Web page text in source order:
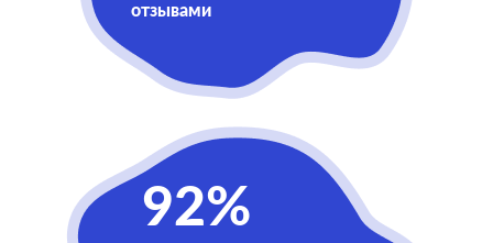
отзывами
92%